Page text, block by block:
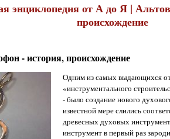
энциклопедия от А до Я |
происхождение
- история, происхождение
Одним из самых выдающихся
«инструментального
- было создание нового
известной мере слились
древесных духовых
инструмент в первый раз